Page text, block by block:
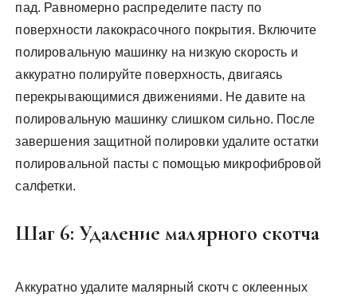
пад. Равномерно распределите пасту по
поверхности лакокрасочного покрытия. Включите
полировальную машинку на низкую скорость и
аккуратно полируйте поверхность, двигаясь
перекрывающимися движениями. Не давите на
полировальную машинку слишком сильно. После
завершения защитной полировки удалите остатки
полировальной пасты с помощью микрофибровой
салфетки.
Шаг 6: Удаление малярного скотча
Аккуратно удалите малярный скотч с оклеенных